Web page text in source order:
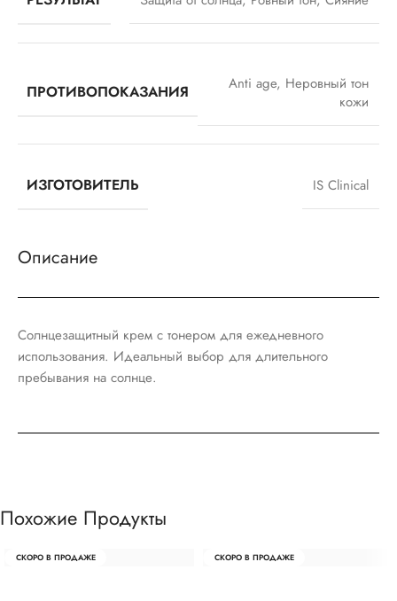
ПРОТИВОПОКАЗАНИЯ Anti age, Неровный тон
кожи
ИЗГОТОВИТЕЛЬ IS Clinical
Описание
Солнцезащитный крем с тонером для ежедневного
использования. Идеальный выбор для длительного
пребывания на солнце.
Похожие Продукты
СКОРО В ПРОДАЖЕ СКОРО В ПРОДАЖЕ